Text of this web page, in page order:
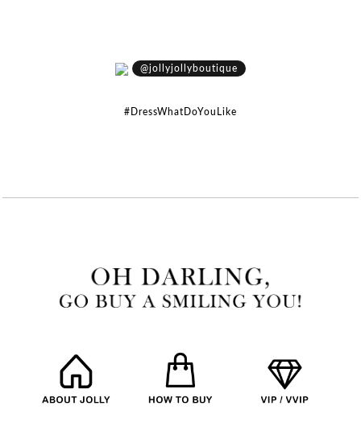
@jollyjollyboutique
#DressWhatDoYouLike